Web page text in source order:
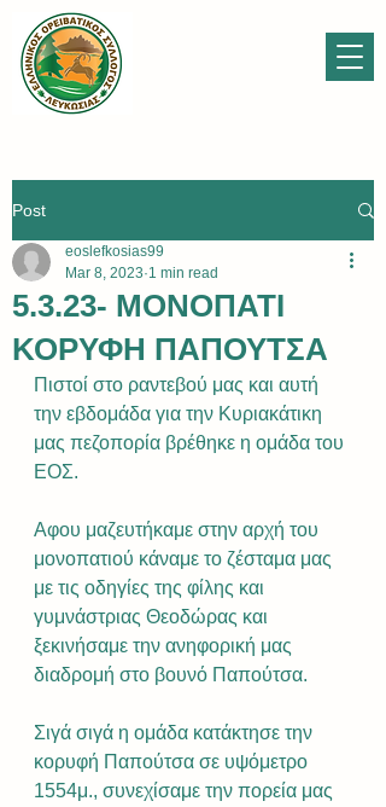
Post
5.3.23- ΜΟΝΟΠΑΤΙ
ΚΟΡΥΦΗ ΠΑΠΟΥΤΣΑ
eoslefkosias99
Mar 8, 2023 1 min read
Πιστοί στο ραντεβού μας και αυτή
την εβδομάδα για την Κυριακάτικη
μας πεζοπορία βρέθηκε η ομάδα του
ΕΟΣ.
Αφου μαζευτήκαμε στην αρχή του
μονοπατιού κάναμε το ζέσταμα μας
με τις οδηγίες της φίλης και
γυμνάστριας Θεοδώρας και
ξεκινήσαμε την ανηφορική μας
διαδρομή στο βουνό Παπούτσα.
Σιγά σιγά η ομάδα κατάκτησε την
κορυφή Παπούτσα σε υψόμετρο
1554μ., συνεχίσαμε την πορεία μας